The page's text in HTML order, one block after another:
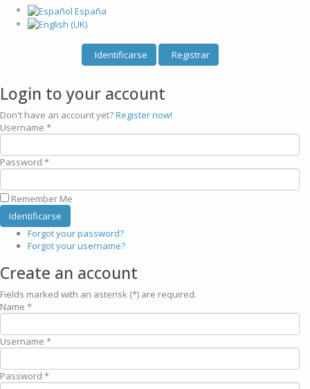
Identificarse Registrar
Login to your account
Don't have an account yet?Register now!
Username *
Password *
Remember Me
Forgot your password?
Forgot your username?
Create an account
Fields marked with an asterisk (*) are required.
Name *
Username *
Password *